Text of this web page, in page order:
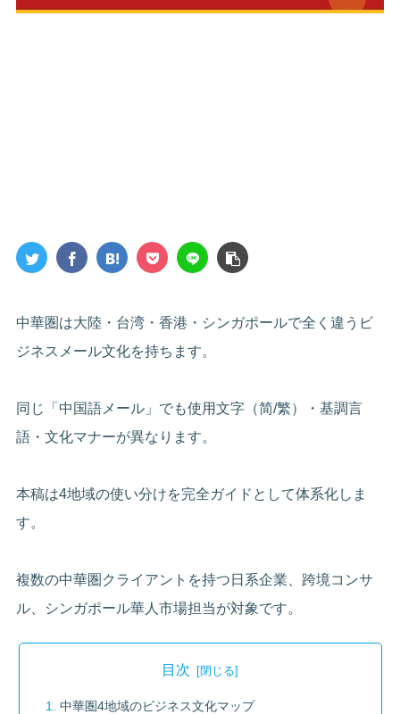
中華圏は大陸・台湾・香港・シンガポールで全く違うビ
ジネスメール文化を持ちます。
同じ「中国語メール」でも使用文字（简/繁）・基調言
語・文化マナーが異なります。
本稿は4地域の使い分けを完全ガイドとして体系化しま
す。
複数の中華圏クライアントを持つ日系企業、跨境コンサ
ル、シンガポール華人市場担当が対象です。
目次
中華圏4地域のビジネス文化マップ